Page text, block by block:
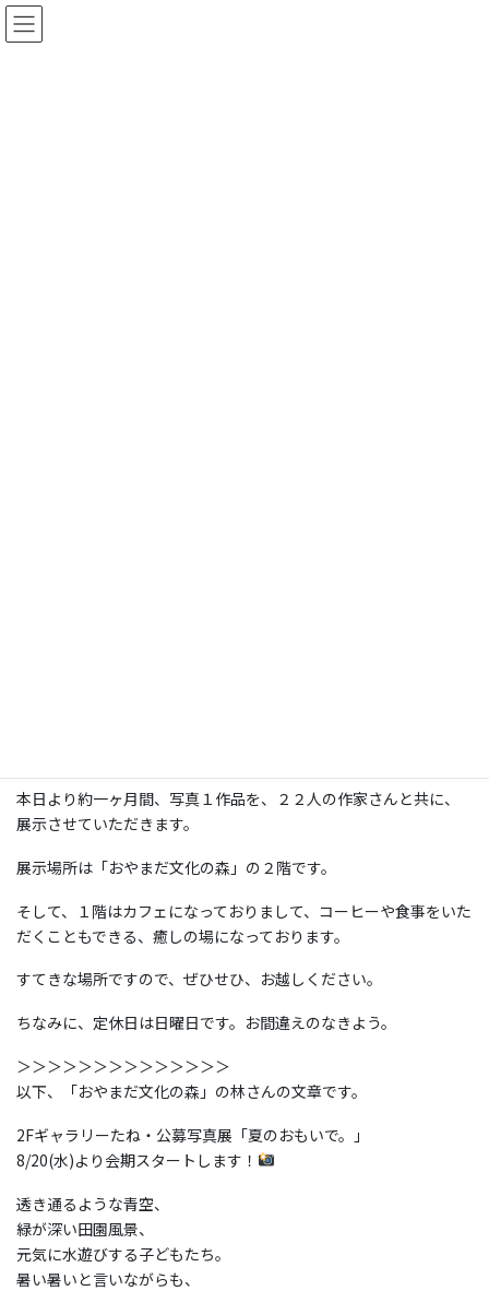
コ
ン
ナ
ビ
本日より約一ヶ月間、写真１作品を、２２人の作家さんと共に、
展示させていただきます。
展示場所は「おやまだ文化の森」の２階です。
そして、１階はカフェになっておりまして、コーヒーや食事をいた
だくこともできる、癒しの場になっております。
すてきな場所ですので、ぜひせひ、お越しください。
ちなみに、定休日は日曜日です。お間違えのなきよう。
＞＞＞＞＞＞＞＞＞＞＞＞＞＞
以下、「おやまだ文化の森」の林さんの文章です。
2Fギャラリーたね・公募写真展「夏のおもいで。」
8/20(水)より会期スタートします！
透き通るような青空、
緑が深い田園風景、
元気に水遊びする子どもたち。
暑い暑いと言いながらも、